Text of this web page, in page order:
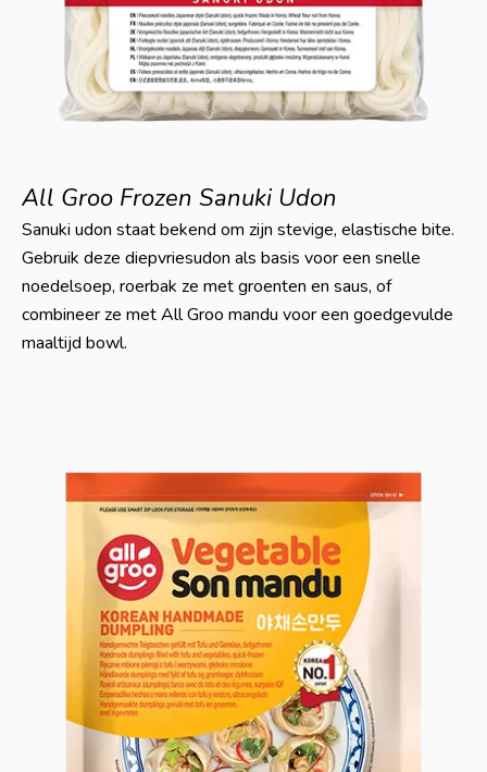
All Groo Frozen Sanuki Udon
Sanuki udon staat bekend om zijn stevige, elastische bite.
Gebruik deze diepvriesudon als basis voor een snelle
noedelsoep, roerbak ze met groenten en saus, of
combineer ze met All Groo mandu voor een goedgevulde
maaltijd bowl.